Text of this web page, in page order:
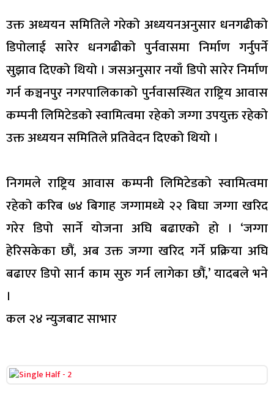
उक्त अध्ययन समितिले गरेको अध्ययनअनुसार धनगढीको
डिपोलाई सारेर धनगढीको पुर्नवासमा निर्माण गर्नुपर्ने
सुझाव दिएको थियो । जसअनुसार नयाँ डिपो सारेर निर्माण
गर्न कञ्चनपुर नगरपालिकाको पुर्नवासस्थित राष्ट्रिय आवास
कम्पनी लिमिटेडको स्वामित्वमा रहेको जग्गा उपयुक्त रहेको
उक्त अध्ययन समितिले प्रतिवेदन दिएको थियो ।
निगमले राष्ट्रिय आवास कम्पनी लिमिटेडको स्वामित्वमा
रहेको करिब ७४ बिगाह जग्गामध्ये २२ बिघा जग्गा खरिद
गरेर डिपो सार्ने योजना अघि बढाएको हो । ‘जग्गा
हेरिसकेका छौं, अब उक्त जग्गा खरिद गर्ने प्रक्रिया अघि
बढाएर डिपो सार्न काम सुरु गर्न लागेका छौं,’ यादबले भने
।
कल २४ न्युजबाट साभार